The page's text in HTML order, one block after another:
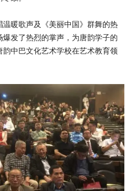
暖歌声及《美丽中国》群舞的热
发了热烈的掌声，为唐韵学子的
中巴文化艺术学校在艺术教育领